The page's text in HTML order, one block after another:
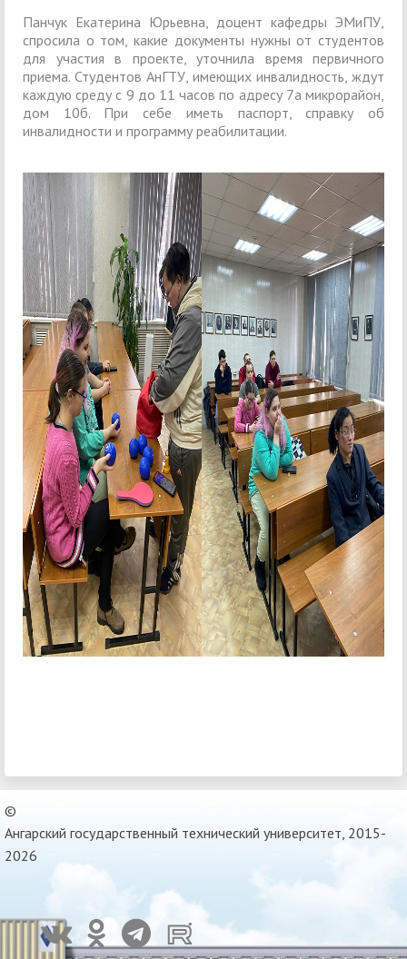
Панчук Екатерина Юрьевна, доцент кафедры ЭМиПУ,
спросила о том, какие документы нужны от студентов
для участия в проекте, уточнила время первичного
приема. Студентов АнГТУ, имеющих инвалидность, ждут
каждую среду с 9 до 11 часов по адресу 7а микрорайон,
дом 10б. При себе иметь паспорт, справку об
инвалидности и программу реабилитации.
©
Ангарский государственный технический университет, 2015-
2026